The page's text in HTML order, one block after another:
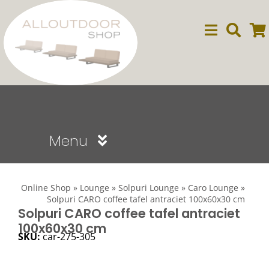
naar
inhoud
Menu
Dining
Online Shop » Lounge » Solpuri Lounge » Caro Lounge »
Solpuri CARO coffee tafel antraciet 100x60x30 cm
Solpuri CARO coffee tafel antraciet
100x60x30 cm
SKU:car-275-305